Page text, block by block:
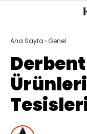
GÜNDEM
EKONOMI
POLITIKA
Ana Sayfa ›Genel
Derbent